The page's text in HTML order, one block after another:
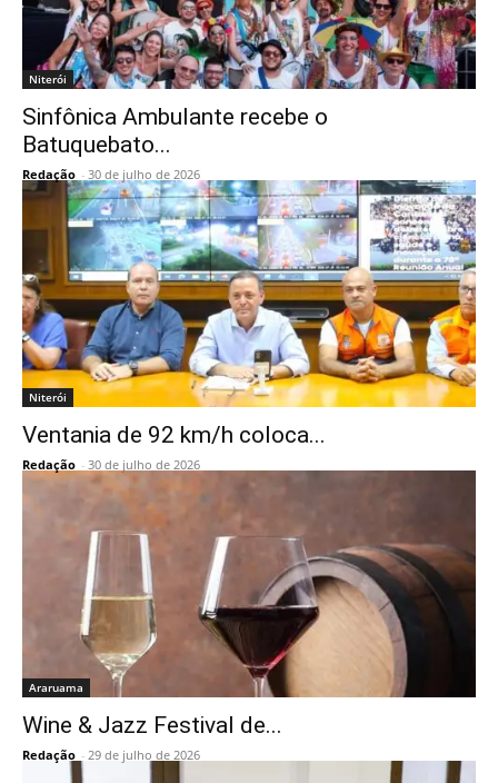
Niterói
Sinfônica Ambulante recebe o
Batuquebato...
Redação - 30 de julho de 2026
Niterói
Ventania de 92 km/h coloca...
Redação - 30 de julho de 2026
Araruama
Wine & Jazz Festival de...
Redação - 29 de julho de 2026